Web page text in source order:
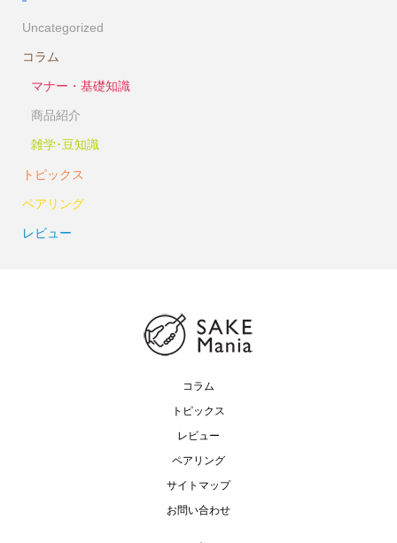
Uncategorized
コラム
マナー・基礎知識
商品紹介
雑学･豆知識
トピックス
ペアリング
レビュー
コラム
トピックス
レビュー
ペアリング
サイトマップ
お問い合わせ